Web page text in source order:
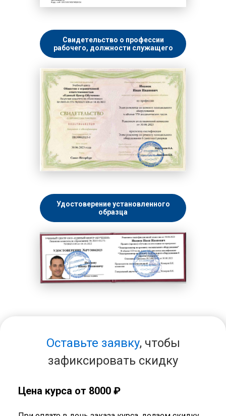
Свидетельство о профессии
рабочего, должности служащего
Удостоверение установленного
образца
Оставьте заявку, чтобы
зафиксировать скидку
Цена курса от 8000 ₽